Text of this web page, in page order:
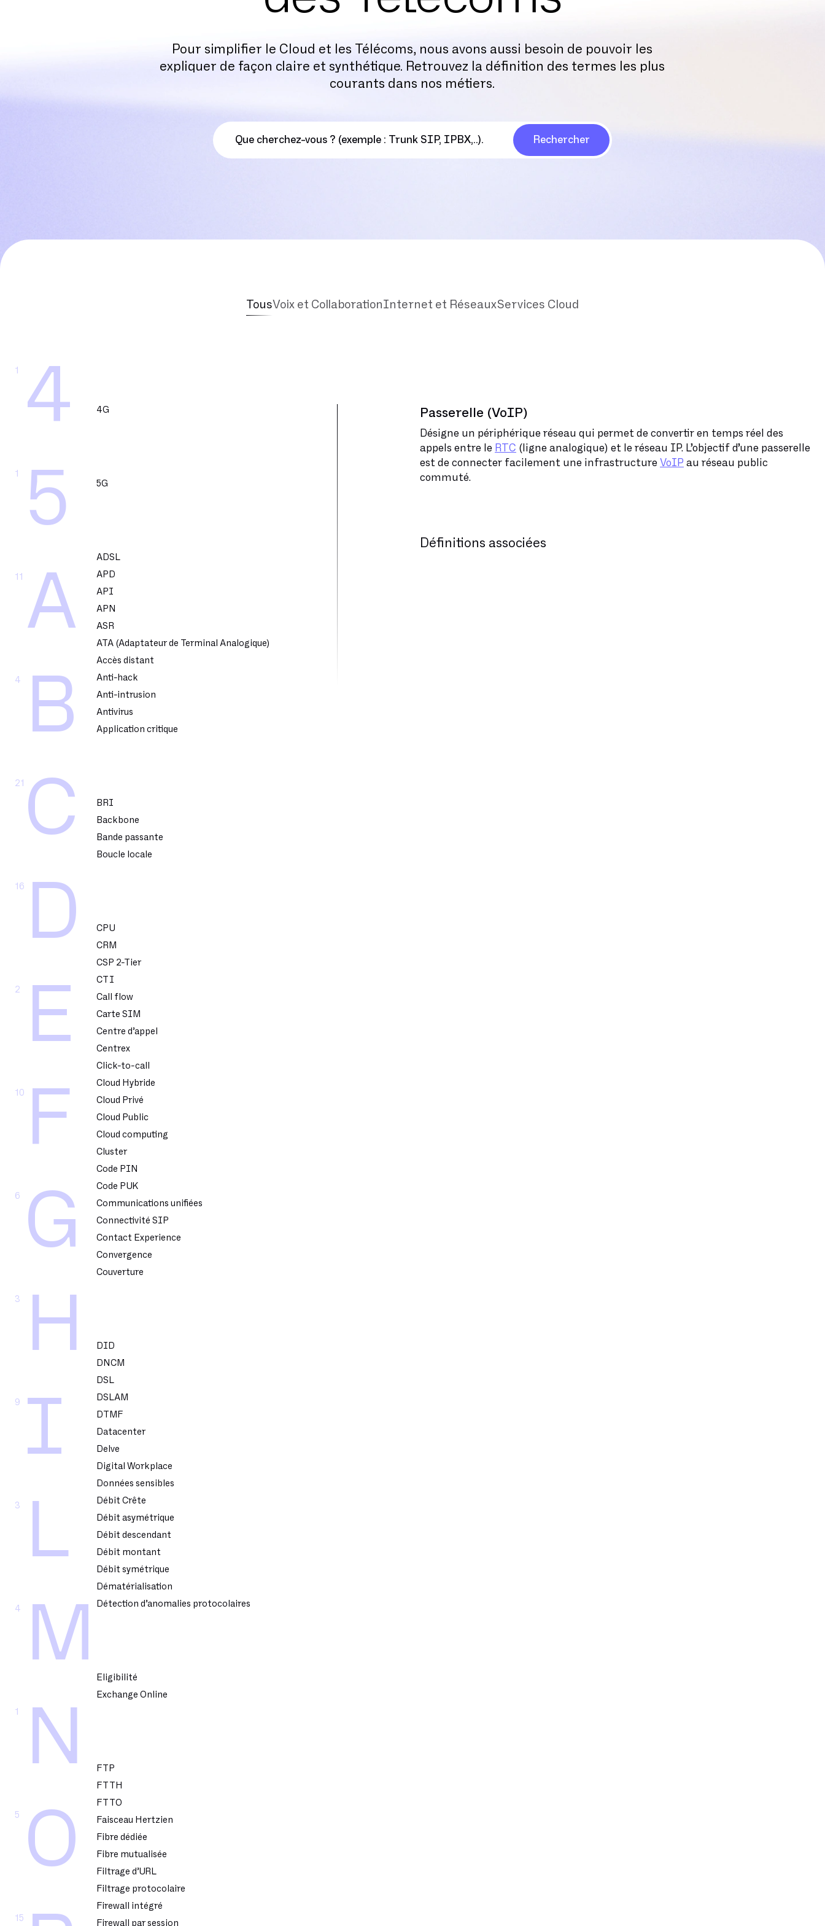
Pour simplifier le Cloud et les Télécoms, nous avons aussi besoin de pouvoir les
expliquer de façon claire et synthétique. Retrouvez la définition des termes les plus
courants dans nos métiers.
Rechercher
TousVoix et CollaborationInternet et RéseauxServices Cloud
4
1
5
1
A
11
B
4
C
21
D
16
E
2
F
10
G
6
H
3
I
9
L
3
M
4
N
1
O
5
15
4G
5G
ADSL
APD
API
APN
ASR
ATA (Adaptateur de Terminal Analogique)
Accès distant
Anti-hack
Anti-intrusion
Antivirus
Application critique
BRI
Backbone
Bande passante
Boucle locale
CPU
CRM
CSP 2-Tier
CTI
Call flow
Carte SIM
Centre d’appel
Centrex
Click-to-call
Cloud Hybride
Cloud Privé
Cloud Public
Cloud computing
Cluster
Code PIN
Code PUK
Communications unifiées
Connectivité SIP
Contact Experience
Convergence
Couverture
DID
DNCM
DSL
DSLAM
DTMF
Datacenter
Delve
Digital Workplace
Données sensibles
Débit Crête
Débit asymétrique
Débit descendant
Débit montant
Débit symétrique
Dématérialisation
Détection d’anomalies protocolaires
Eligibilité
Exchange Online
FTP
FTTH
FTTO
Faisceau Hertzien
Fibre dédiée
Fibre mutualisée
Filtrage d’URL
Filtrage protocolaire
Firewall intégré
Firewall par session
Passerelle (VoIP)
Désigne un périphérique réseau qui permet de convertir en temps réel des
appels entre le RTC (ligne analogique) et le réseau IP. L’objectif d’une passerelle
est de connecter facilement une infrastructure VoIP au réseau public
commuté.
Définitions associées